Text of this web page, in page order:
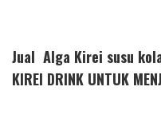
Jual Alga Kirei susu
KIREI DRINK UNTUK